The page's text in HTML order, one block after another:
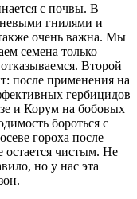
с почвы. В
гнилями и
очень важна. Мы
семена только
Второй
после применения на
гербицидов
и Корум на бобовых
бороться с
гороха после
чистым. Не
но у нас эта